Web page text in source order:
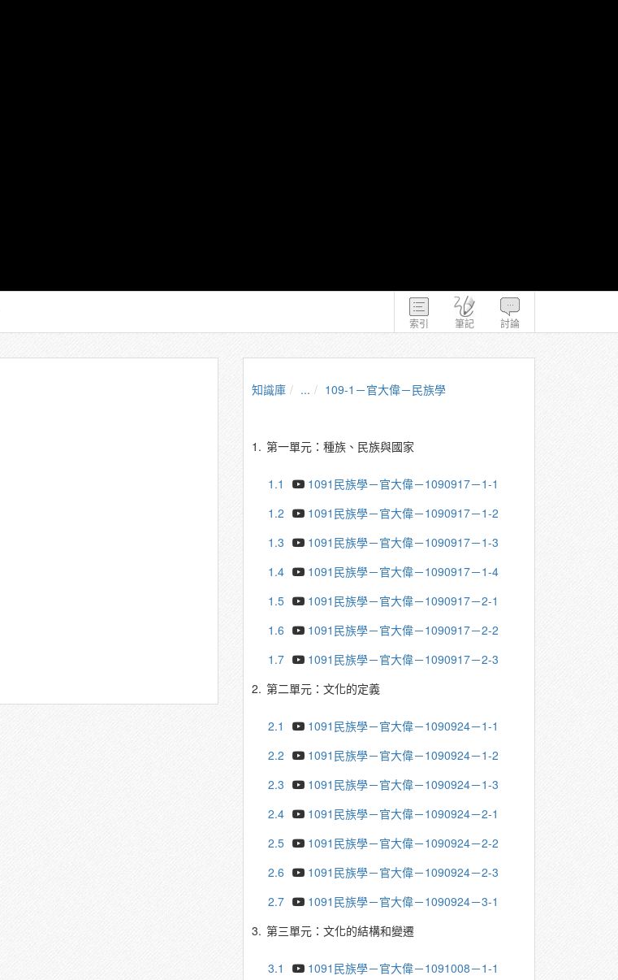
索引 筆記 討論
知識庫 ... 109-1－官大偉－民族學
1. 第一單元：種族、民族與國家
1.1
1091民族學－官大偉－1090917－1-1
1.2
1091民族學－官大偉－1090917－1-2
1.3
1091民族學－官大偉－1090917－1-3
1.4
1091民族學－官大偉－1090917－1-4
1.5
1091民族學－官大偉－1090917－2-1
1.6
1091民族學－官大偉－1090917－2-2
1.7
1091民族學－官大偉－1090917－2-3
2. 第二單元：文化的定義
2.1
1091民族學－官大偉－1090924－1-1
2.2
1091民族學－官大偉－1090924－1-2
2.3
1091民族學－官大偉－1090924－1-3
2.4
1091民族學－官大偉－1090924－2-1
2.5
1091民族學－官大偉－1090924－2-2
2.6
1091民族學－官大偉－1090924－2-3
2.7
1091民族學－官大偉－1090924－3-1
3. 第三單元：文化的結構和變遷
3.1
1091民族學－官大偉－1091008－1-1